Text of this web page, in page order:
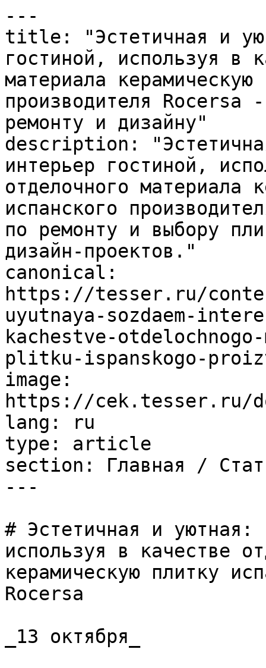
---
title: "Эстетичная и
гостиной, используя в
материала керамическую
производителя Rocersa
ремонту и дизайну"
description:
интерьер гостиной,
отделочного материала
испанского
по ремонту и выбору
дизайн-проектов."
canonical:
https://tesser.ru/
uyutnaya-sozdaem-
kachestve-
plitku-ispanskogo-
image:
https://cek.tesser.ru/
lang: ru
type: article
section: Главная /
---
# Эстетичная и уютная:
используя в качестве
керамическую плитку
Rocersa
_13 октября_